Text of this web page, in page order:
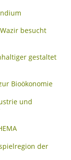
besucht
gestaltet
Bioökonomie
und
der